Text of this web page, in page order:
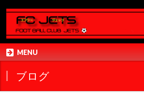
MENU
ブログ